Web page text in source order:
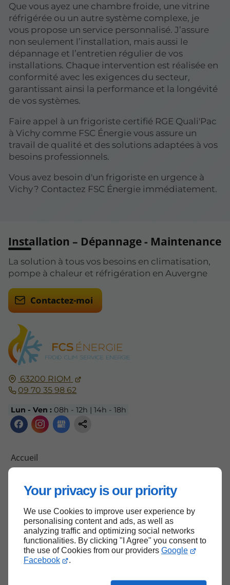
Your privacy is our priority
We use Cookies to improve user experience by
personalising content and ads, as well as
analyzing traffic and optimizing social networks
functionalities. By clicking "I Agree" you consent to
the use of Cookies from our providers Google
Facebook
.
Que vous ayez une chambre froide, une vitrine
réfrigérée ou un autre système complexe, je
vous propose un service personnalisé. J’assure
non seulement l’installation, mais aussi le
dépannage et l’entretien régulier de vos
installations. Chaque intervention est réalisée en
conformité avec les exigences du secteur,
garantissant ainsi la performance et la longévité
de vos systèmes.
Faire appel à un frigoriste certifié RGE Quali'Pac
à Vichy comme FSC Énergie vous assure un
travail de qualité et des solutions adaptées à vos
besoins professionnels.
Vous avez besoin d'un frigoriste en urgence à
Vichy ? Contactez FSC Énergie immédiatement.
63200 RIOM
09 70 35 98 62
Lun - Ven : 08h - 12h | 14h - 18h
Accueil
Mentions légales
Plan du site
Installation – Dépannage - Maintenance
La solution à tous vos besoins en climatisation,
pompe à chaleur et réfrigération en Auvergne
Contactez-moi
Haut de page